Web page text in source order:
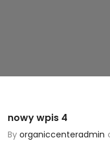
nowy wpis 4
By organiccenteradmin